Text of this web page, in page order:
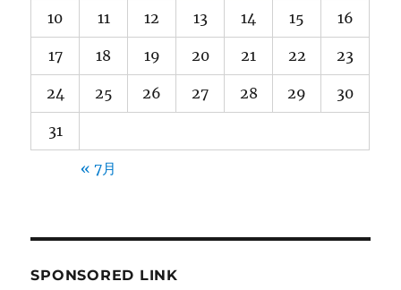
10 11 12 13 14 15 16
17 18 19 20 21 22 23
24 25 26 27 28 29 30
31
« 7月
SPONSORED LINK